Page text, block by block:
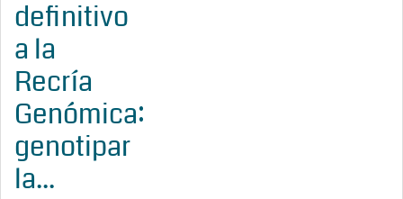
definitivo
a la
Recría
Genómica:
genotipar
la...